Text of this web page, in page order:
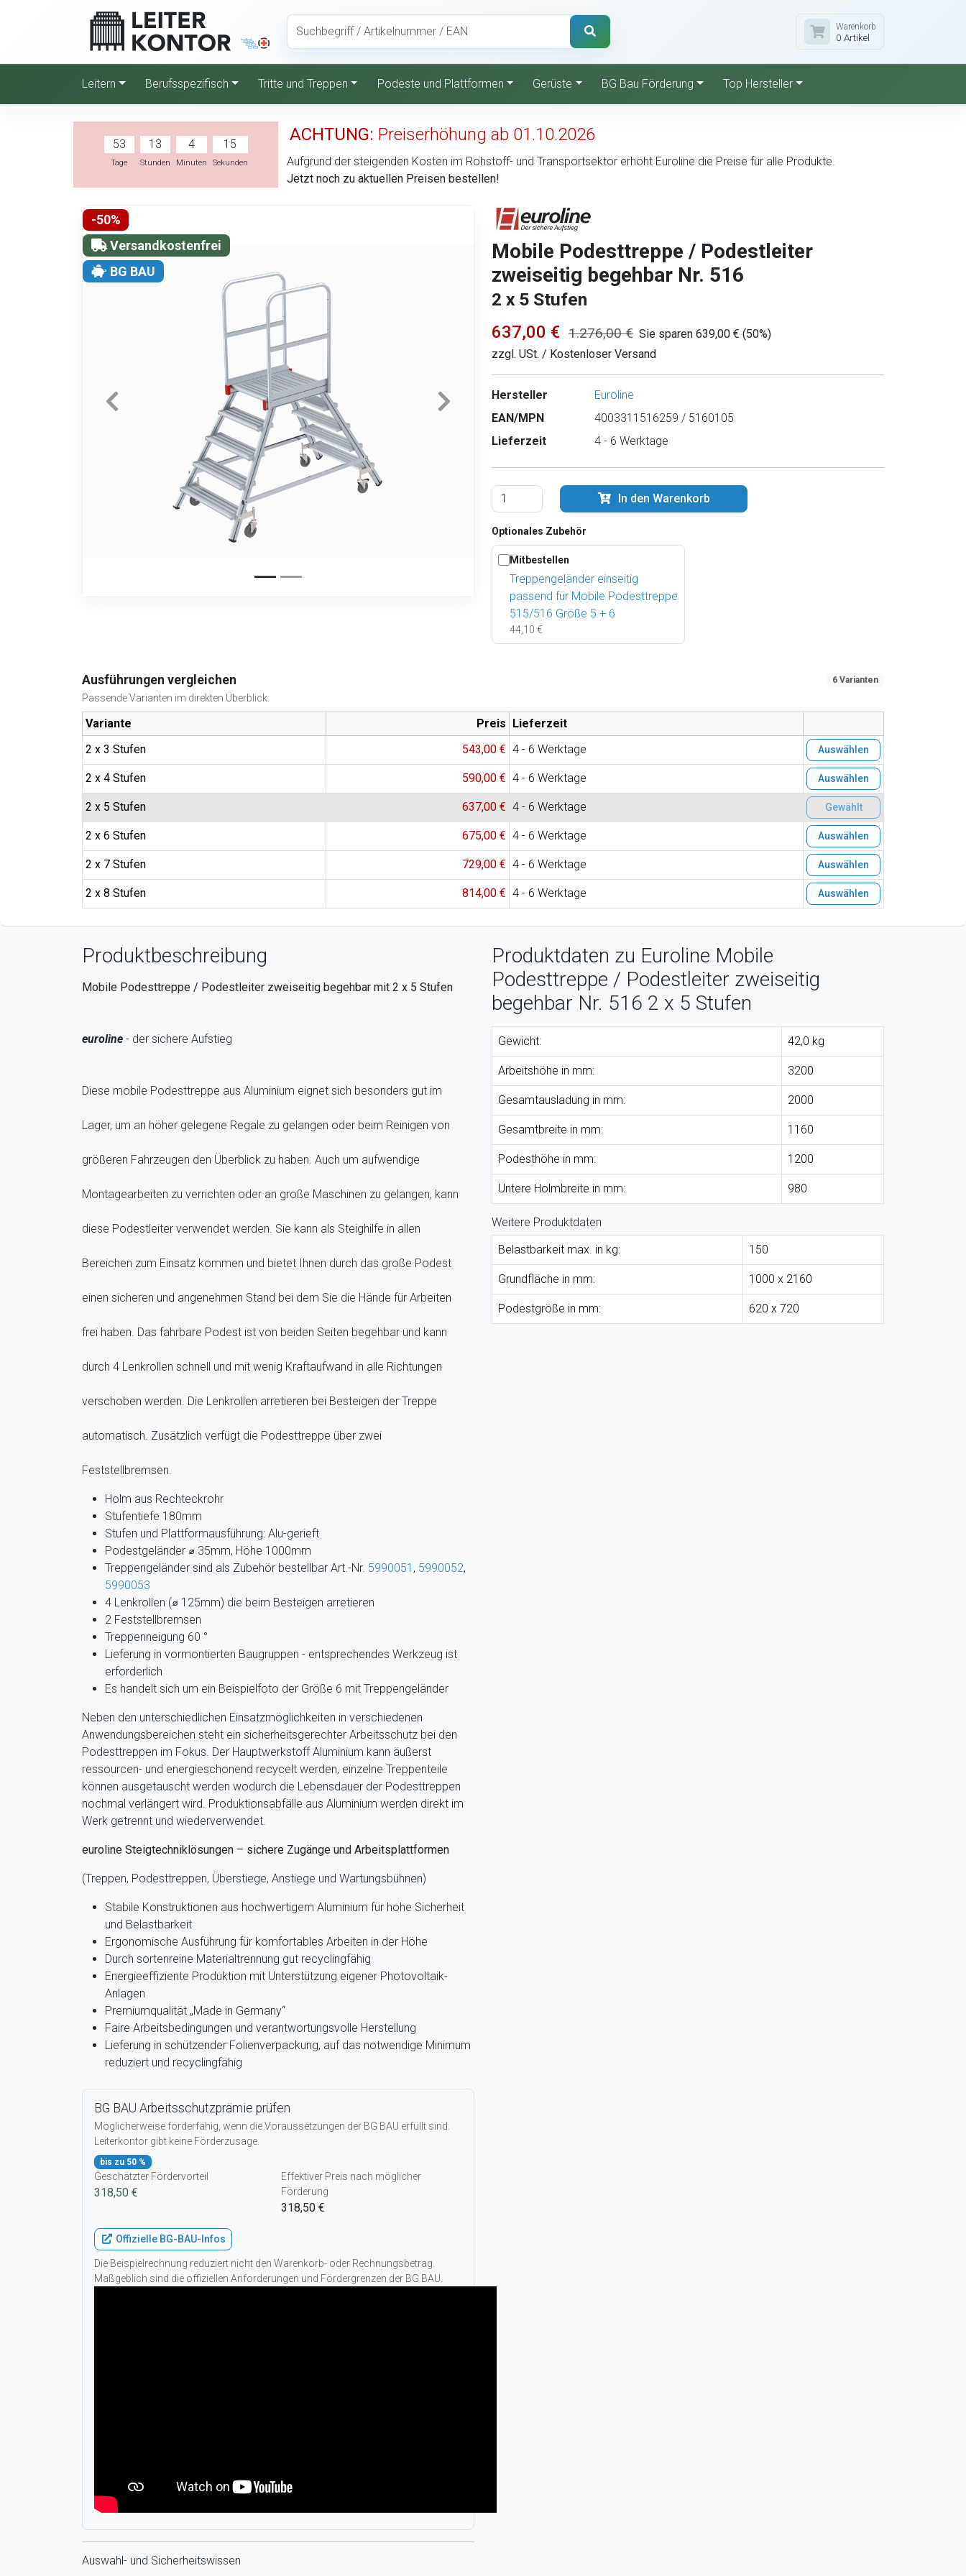
Warenkorb
0 Artikel
Leitern Berufsspezifisch Tritte und Treppen Podeste und Plattformen Gerüste BG Bau Förderung Top Hersteller
53
Tage
13
Stunden
4
Minuten
14
Sekunden
ACHTUNG: Preiserhöhung ab 01.10.2026
Aufgrund der steigenden Kosten im Rohstoff- und Transportsektor erhöht Euroline die Preise für alle Produkte.
Jetzt noch zu aktuellen Preisen bestellen!
-50%
Versandkostenfrei
BG BAU
Mobile Podesttreppe / Podestleiter
zweiseitig begehbar Nr. 516
2 x 5 Stufen
637,00 € 1.276,00 € Sie sparen 639,00 € (50%)
zzgl. USt. / Kostenloser Versand
Hersteller
Euroline
EAN/MPN
4003311516259 / 5160105
Lieferzeit
4 - 6 Werktage
In den Warenkorb
Optionales Zubehör
Mitbestellen
Treppengeländer einseitig
passend für Mobile Podesttreppe
515/516 Größe 5 + 6
44,10 €
Ausführungen vergleichen
Passende Varianten im direkten Überblick.
6 Varianten
Variante Preis Lieferzeit
2 x 3 Stufen
543,00 € 4 - 6 Werktage Auswählen
2 x 4 Stufen 590,00 € 4 - 6 Werktage Auswählen
2 x 5 Stufen 637,00 € 4 - 6 Werktage Gewählt
2 x 6 Stufen 675,00 € 4 - 6 Werktage Auswählen
2 x 7 Stufen 729,00 € 4 - 6 Werktage Auswählen
2 x 8 Stufen 814,00 € 4 - 6 Werktage Auswählen
Produktbeschreibung
Mobile Podesttreppe / Podestleiter zweiseitig begehbar mit 2 x 5 Stufen
euroline - der sichere Aufstieg
Diese mobile Podesttreppe aus Aluminium eignet sich besonders gut im
Lager, um an höher gelegene Regale zu gelangen oder beim Reinigen von
größeren Fahrzeugen den Überblick zu haben. Auch um aufwendige
Montagearbeiten zu verrichten oder an große Maschinen zu gelangen, kann
diese Podestleiter verwendet werden. Sie kann als Steighilfe in allen
Bereichen zum Einsatz kommen und bietet Ihnen durch das große Podest
einen sicheren und angenehmen Stand bei dem Sie die Hände für Arbeiten
frei haben. Das fahrbare Podest ist von beiden Seiten begehbar und kann
durch 4 Lenkrollen schnell und mit wenig Kraftaufwand in alle Richtungen
verschoben werden. Die Lenkrollen arretieren bei Besteigen der Treppe
automatisch. Zusätzlich verfügt die Podesttreppe über zwei
Feststellbremsen.
Holm aus Rechteckrohr
Stufentiefe 180mm
Stufen und Plattformausführung: Alu-gerieft
Podestgeländer ⌀ 35mm, Höhe 1000mm
Treppengeländer sind als Zubehör bestellbar Art.-Nr. 5990051 , 5990052,
5990053
4 Lenkrollen (⌀ 125mm) die beim Besteigen arretieren
2 Feststellbremsen
Treppenneigung 60 °
Lieferung in vormontierten Baugruppen - entsprechendes Werkzeug ist
erforderlich
Es handelt sich um ein Beispielfoto der Größe 6 mit Treppengeländer
Neben den unterschiedlichen Einsatzmöglichkeiten in verschiedenen
Anwendungsbereichen steht ein sicherheitsgerechter Arbeitsschutz bei den
Podesttreppen im Fokus. Der Hauptwerkstoff Aluminium kann äußerst
ressourcen- und energieschonend recycelt werden, einzelne Treppenteile
können ausgetauscht werden wodurch die Lebensdauer der Podesttreppen
nochmal verlängert wird. Produktionsabfälle aus Aluminium werden direkt im
Werk getrennt und wiederverwendet.
euroline Steigtechniklösungen – sichere Zugänge und Arbeitsplattformen
(Treppen, Podesttreppen, Überstiege, Anstiege und Wartungsbühnen)
Stabile Konstruktionen aus hochwertigem Aluminium für hohe Sicherheit
und Belastbarkeit
Ergonomische Ausführung für komfortables Arbeiten in der Höhe
Durch sortenreine Materialtrennung gut recyclingfähig
Energieeffiziente Produktion mit Unterstützung eigener Photovoltaik-
Anlagen
Premiumqualität „Made in Germany“
Faire Arbeitsbedingungen und verantwortungsvolle Herstellung
Lieferung in schützender Folienverpackung, auf das notwendige Minimum
reduziert und recyclingfähig
BG BAU Arbeitsschutzprämie prüfen
Möglicherweise förderfähig, wenn die Voraussetzungen der BG BAU erfüllt sind.
Leiterkontor gibt keine Förderzusage.
bis zu 50 %
Geschätzter Fördervorteil
318,50 €
Effektiver Preis nach möglicher
Förderung
318,50 €
Offizielle BG-BAU-Infos
Die Beispielrechnung reduziert nicht den Warenkorb- oder Rechnungsbetrag.
Maßgeblich sind die offiziellen Anforderungen und Fördergrenzen der BG BAU.
Auswahl- und Sicherheitswissen
Produktdaten zu Euroline Mobile
Podesttreppe / Podestleiter zweiseitig
begehbar Nr. 516 2 x 5 Stufen
Gewicht: 42,0 kg
Arbeitshöhe in mm: 3200
Gesamtausladung in mm: 2000
Gesamtbreite in mm: 1160
Podesthöhe in mm: 1200
Untere Holmbreite in mm: 980
Weitere Produktdaten
Belastbarkeit max. in kg:
150
Grundfläche in mm: 1000 x 2160
Podestgröße in mm: 620 x 720